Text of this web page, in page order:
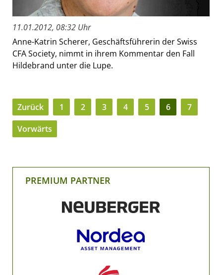
11.01.2012, 08:32 Uhr
Anne-Katrin Scherer, Geschäftsführerin der Swiss
CFA Society, nimmt in ihrem Kommentar den Fall
Hildebrand unter die Lupe.
Zurück 1 2 3 4 5 6
7
Vorwärts
PREMIUM PARTNER